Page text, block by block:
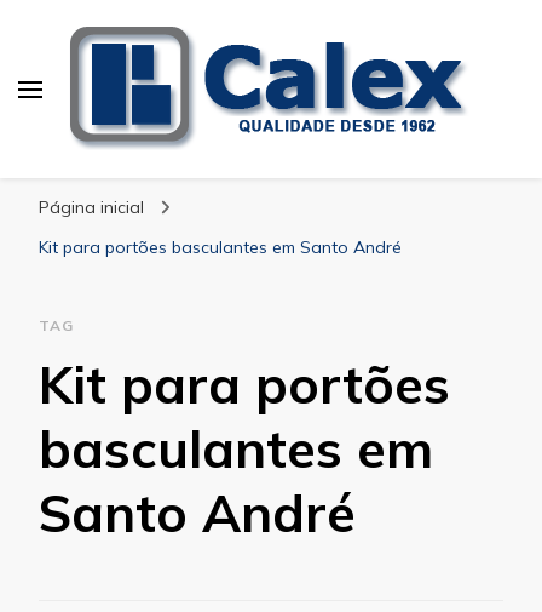
Página inicial
Kit para portões basculantes em Santo André
TAG
Kit para portões
basculantes em
Santo André